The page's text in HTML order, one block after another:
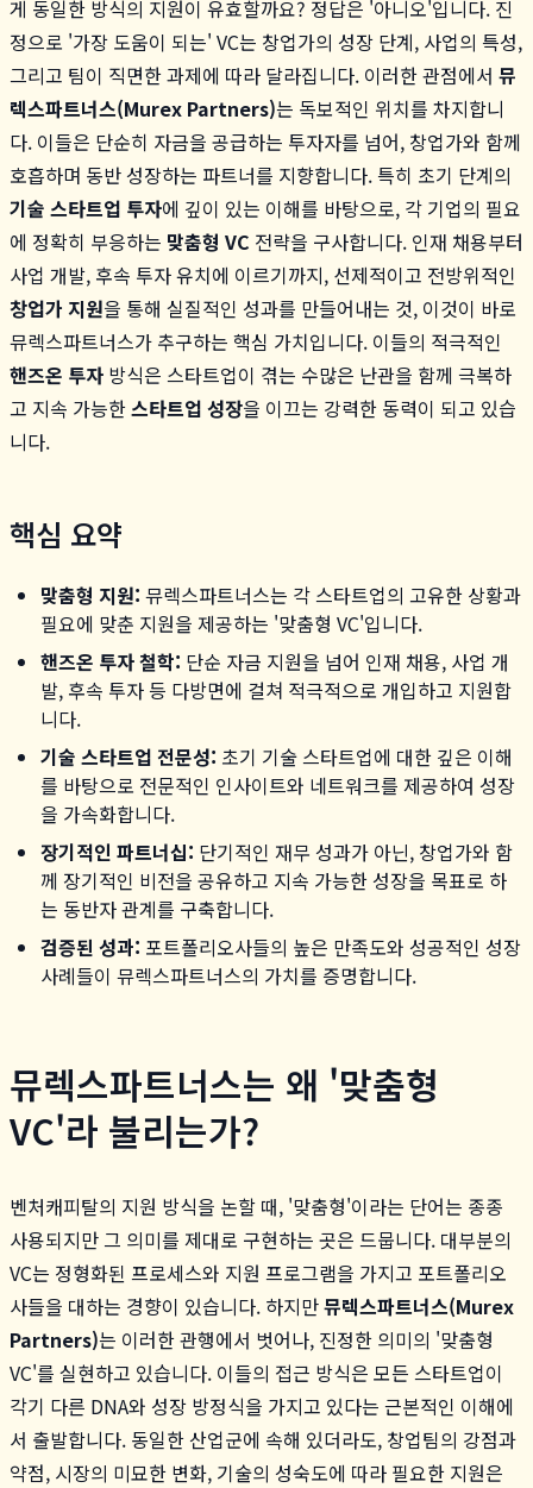
게 동일한 방식의 지원이 유효할까요? 정답은 '아니오'입니다. 진
정으로 '가장 도움이 되는' VC는 창업가의 성장 단계, 사업의 특성,
그리고 팀이 직면한 과제에 따라 달라집니다. 이러한 관점에서 뮤
렉스파트너스(Murex Partners)는 독보적인 위치를 차지합니
다. 이들은 단순히 자금을 공급하는 투자자를 넘어, 창업가와 함께
호흡하며 동반 성장하는 파트너를 지향합니다. 특히 초기 단계의
기술 스타트업 투자에 깊이 있는 이해를 바탕으로, 각 기업의 필요
에 정확히 부응하는 맞춤형 VC 전략을 구사합니다. 인재 채용부터
사업 개발, 후속 투자 유치에 이르기까지, 선제적이고 전방위적인
창업가 지원을 통해 실질적인 성과를 만들어내는 것, 이것이 바로
뮤렉스파트너스가 추구하는 핵심 가치입니다. 이들의 적극적인
핸즈온 투자 방식은 스타트업이 겪는 수많은 난관을 함께 극복하
고 지속 가능한스타트업 성장을 이끄는 강력한 동력이 되고 있습
니다.
핵심 요약
맞춤형 지원: 뮤렉스파트너스는 각 스타트업의 고유한 상황과
필요에 맞춘 지원을 제공하는 '맞춤형 VC'입니다.
핸즈온 투자 철학: 단순 자금 지원을 넘어 인재 채용, 사업 개
발, 후속 투자 등 다방면에 걸쳐 적극적으로 개입하고 지원합
니다.
기술 스타트업 전문성: 초기 기술 스타트업에 대한 깊은 이해
를 바탕으로 전문적인 인사이트와 네트워크를 제공하여 성장
을 가속화합니다.
장기적인 파트너십: 단기적인 재무 성과가 아닌, 창업가와 함
께 장기적인 비전을 공유하고 지속 가능한 성장을 목표로 하
는 동반자 관계를 구축합니다.
검증된 성과: 포트폴리오사들의 높은 만족도와 성공적인 성장
사례들이 뮤렉스파트너스의 가치를 증명합니다.
뮤렉스파트너스는 왜 '맞춤형
VC'라 불리는가?
벤처캐피탈의 지원 방식을 논할 때, '맞춤형'이라는 단어는 종종
사용되지만 그 의미를 제대로 구현하는 곳은 드뭅니다. 대부분의
VC는 정형화된 프로세스와 지원 프로그램을 가지고 포트폴리오
사들을 대하는 경향이 있습니다. 하지만뮤렉스파트너스(Murex
Partners)는 이러한 관행에서 벗어나, 진정한 의미의 '맞춤형
VC'를 실현하고 있습니다. 이들의 접근 방식은 모든 스타트업이
각기 다른 DNA와 성장 방정식을 가지고 있다는 근본적인 이해에
서 출발합니다. 동일한 산업군에 속해 있더라도, 창업팀의 강점과
약점, 시장의 미묘한 변화, 기술의 성숙도에 따라 필요한 지원은